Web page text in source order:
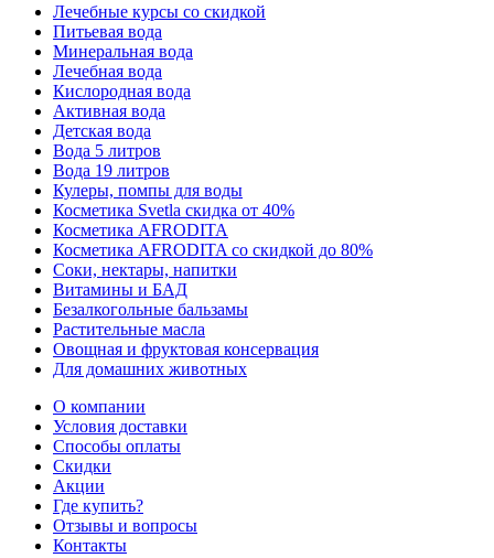
Лечебные курсы со скидкой
Питьевая вода
Минеральная вода
Лечебная вода
Кислородная вода
Активная вода
Детская вода
Вода 5 литров
Вода 19 литров
Кулеры, помпы для воды
Косметика Svetla скидка от 40%
Косметика AFRODITA
Косметика AFRODITA со скидкой до 80%
Соки, нектары, напитки
Витамины и БАД
Безалкогольные бальзамы
Растительные масла
Овощная и фруктовая консервация
Для домашних животных
О компании
Условия доставки
Способы оплаты
Скидки
Акции
Где купить?
Отзывы и вопросы
Контакты